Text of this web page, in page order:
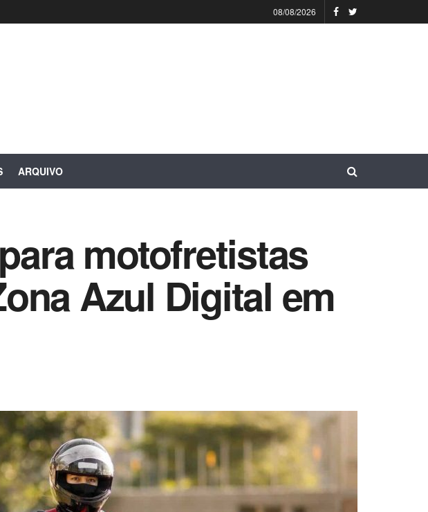
08/08/2026
ARQUIVO
motofretistas
Azul Digital em